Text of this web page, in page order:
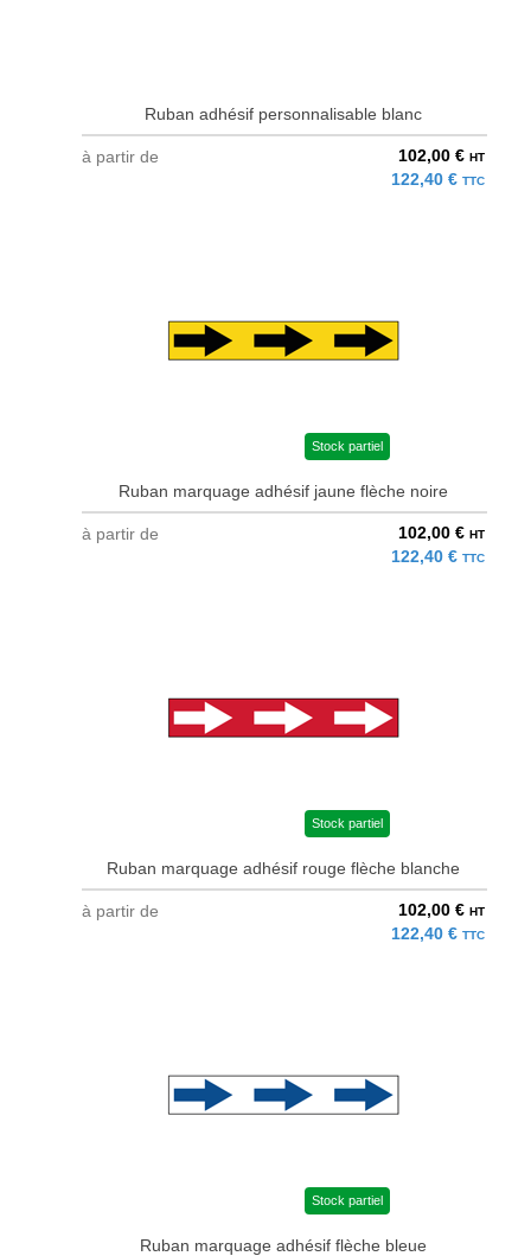
Ruban adhésif personnalisable blanc
à partir de 102,00 € HT
122,40 € TTC
Stock partiel
Ruban marquage adhésif jaune flèche noire
à partir de 102,00 € HT
122,40 € TTC
Stock partiel
Ruban marquage adhésif rouge flèche blanche
à partir de 102,00 € HT
122,40 € TTC
Stock partiel
Ruban marquage adhésif flèche bleue